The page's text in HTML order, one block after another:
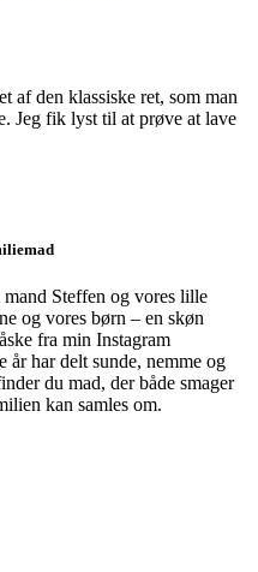
af den klassiske ret, som man
Jeg fik lyst til at prøve at lave
Steffen og vores lille
og vores børn – en skøn
fra min Instagram
år har delt sunde, nemme og
du mad, der både smager
kan samles om.